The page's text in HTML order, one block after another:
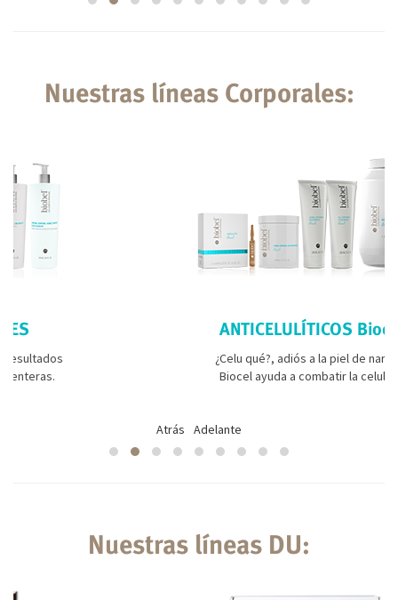
Nuestras líneas Corporales:
ANTICELULÍTICOS Biocel
¿Celu qué?, adiós a la piel de naranja.
Biocel ayuda a combatir la celulitis.
Atrás Adelante
Nuestras líneas DU: